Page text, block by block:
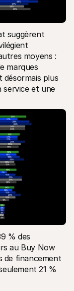
suggèrent
moyens :
marques
plus
service et une
% des
au Buy Now
de financement
21 %